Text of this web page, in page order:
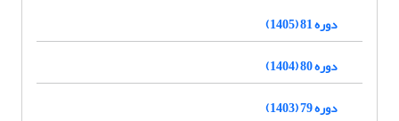
دوره 81 (1405)
دوره 80 (1404)
دوره 79 (1403)